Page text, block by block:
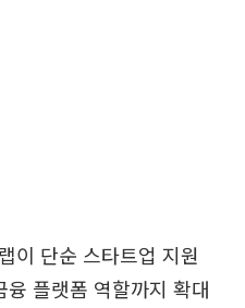
이 단순 스타트업 지원
플랫폼 역할까지 확대